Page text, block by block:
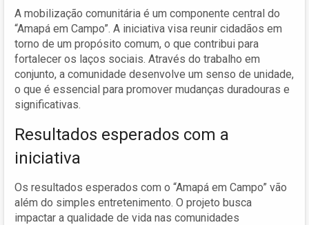
A mobilização comunitária é um componente central do
“Amapá em Campo”. A iniciativa visa reunir cidadãos em
torno de um propósito comum, o que contribui para
fortalecer os laços sociais. Através do trabalho em
conjunto, a comunidade desenvolve um senso de unidade,
o que é essencial para promover mudanças duradouras e
significativas.
Resultados esperados com a
iniciativa
Os resultados esperados com o “Amapá em Campo” vão
além do simples entretenimento. O projeto busca
impactar a qualidade de vida nas comunidades